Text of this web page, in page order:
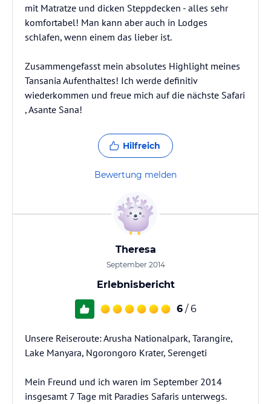
mit Matratze und dicken Steppdecken - alles sehr
komfortabel! Man kann aber auch in Lodges
schlafen, wenn einem das lieber ist.
Zusammengefasst mein absolutes Highlight meines
Tansania Aufenthaltes! Ich werde definitiv
wiederkommen und freue mich auf die nächste Safari
, Asante Sana!
Hilfreich
Bewertung melden
Theresa
September 2014
Erlebnisbericht
6 / 6
Unsere Reiseroute: Arusha Nationalpark, Tarangire,
Lake Manyara, Ngorongoro Krater, Serengeti
Mein Freund und ich waren im September 2014
insgesamt 7 Tage mit Paradies Safaris unterwegs.